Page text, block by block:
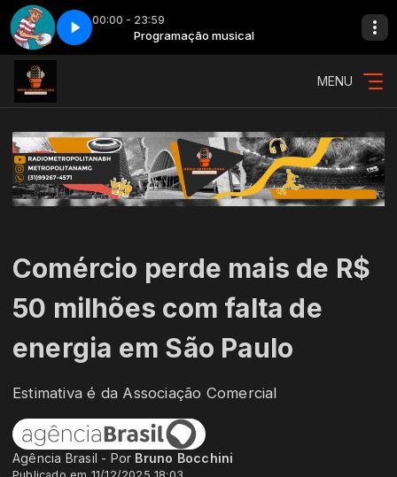
00:00 - 23:59
Programação musical
Mais Brasil - Parte 3
MENU
Comércio perde mais de R$
50 milhões com falta de
energia em São Paulo
Estimativa é da Associação Comercial
Agência Brasil - Por Bruno Bocchini